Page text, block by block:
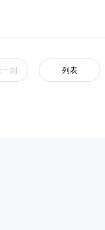
一則 列表